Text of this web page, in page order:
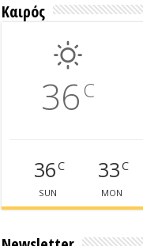
Καιρός
36C
36C
SUN
33C
MON